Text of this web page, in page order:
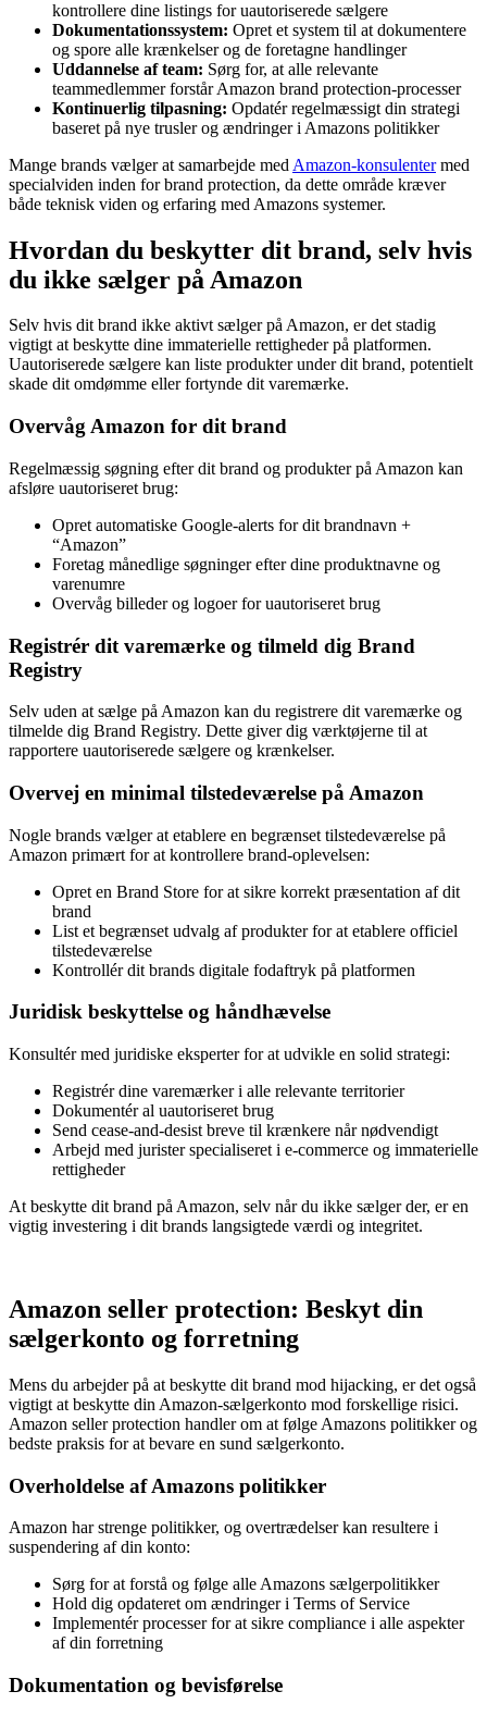
kontrollere dine listings for uautoriserede sælgere
Dokumentationssystem: Opret et system til at dokumentere
og spore alle krænkelser og de foretagne handlinger
Uddannelse af team: Sørg for, at alle relevante
teammedlemmer forstår Amazon brand protection-processer
Kontinuerlig tilpasning: Opdatér regelmæssigt din strategi
baseret på nye trusler og ændringer i Amazons politikker
Mange brands vælger at samarbejde med Amazon-konsulentermed
specialviden inden for brand protection, da dette område kræver
både teknisk viden og erfaring med Amazons systemer.
Hvordan du beskytter dit brand, selv hvis
du ikke sælger på Amazon
Selv hvis dit brand ikke aktivt sælger på Amazon, er det stadig
vigtigt at beskytte dine immaterielle rettigheder på platformen.
Uautoriserede sælgere kan liste produkter under dit brand, potentielt
skade dit omdømme eller fortynde dit varemærke.
Overvåg Amazon for dit brand
Regelmæssig søgning efter dit brand og produkter på Amazon kan
afsløre uautoriseret brug:
Opret automatiske Google-alerts for dit brandnavn +
“Amazon”
Foretag månedlige søgninger efter dine produktnavne og
varenumre
Overvåg billeder og logoer for uautoriseret brug
Registrér dit varemærke og tilmeld dig Brand
Registry
Selv uden at sælge på Amazon kan du registrere dit varemærke og
tilmelde dig Brand Registry. Dette giver dig værktøjerne til at
rapportere uautoriserede sælgere og krænkelser.
Overvej en minimal tilstedeværelse på Amazon
Nogle brands vælger at etablere en begrænset tilstedeværelse på
Amazon primært for at kontrollere brand-oplevelsen:
Opret en Brand Store for at sikre korrekt præsentation af dit
brand
List et begrænset udvalg af produkter for at etablere officiel
tilstedeværelse
Kontrollér dit brands digitale fodaftryk på platformen
Juridisk beskyttelse og håndhævelse
Konsultér med juridiske eksperter for at udvikle en solid strategi:
Registrér dine varemærker i alle relevante territorier
Dokumentér al uautoriseret brug
Send cease-and-desist breve til krænkere når nødvendigt
Arbejd med jurister specialiseret i e-commerce og immaterielle
rettigheder
At beskytte dit brand på Amazon, selv når du ikke sælger der, er en
vigtig investering i dit brands langsigtede værdi og integritet.
Amazon seller protection: Beskyt din
sælgerkonto og forretning
Mens du arbejder på at beskytte dit brand mod hijacking, er det også
vigtigt at beskytte din Amazon-sælgerkonto mod forskellige risici.
Amazon seller protection handler om at følge Amazons politikker og
bedste praksis for at bevare en sund sælgerkonto.
Overholdelse af Amazons politikker
Amazon har strenge politikker, og overtrædelser kan resultere i
suspendering af din konto:
Sørg for at forstå og følge alle Amazons sælgerpolitikker
Hold dig opdateret om ændringer i Terms of Service
Implementér processer for at sikre compliance i alle aspekter
af din forretning
Dokumentation og bevisførelse